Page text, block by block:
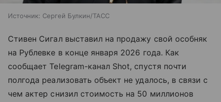
Источник: Сергей Булкин/ТАСС
Стивен Сигал выставил на продажу свой особняк
на Рублевке в конце января 2026 года. Как
сообщает Telegram-канал Shot, спустя почти
полгода реализовать объект не удалось, в связи с
чем актер снизил стоимость на 50 миллионов